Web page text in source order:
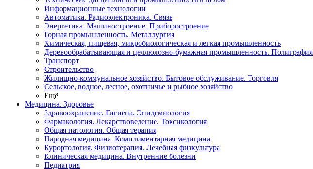
Информационные технологии
Автоматика. Радиоэлектроника. Связь
Энергетика. Машиностроение. Приборостроение
Горная промышленность. Металлургия
Химическая, пищевая, микробиологическая и легкая промышленность
Деревообрабатывающая и целлюлозно-бумажная промышленность. Полиграфия
Транспорт
Строительство
Жилищно-коммунальное хозяйство. Бытовое обслуживание. Торговля
Сельское, водное, лесное, охотничье и рыбное хозяйство
Ещё
Медицина. Здоровье
Здравоохранение. Гигиена. Эпидемиология
Фармакология. Лекарствоведение. Токсикология
Общая патология. Общая терапия
Народная медицина. Комплиментарная медицина
Курортология. Физиотерапия. Лечебная физкультура
Клиническая медицина. Внутренние болезни
Педиатрия